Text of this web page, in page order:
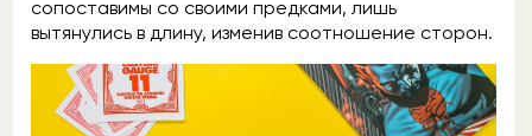
сопоставимы со своими предками, лишь
вытянулись в длину, изменив соотношение сторон.